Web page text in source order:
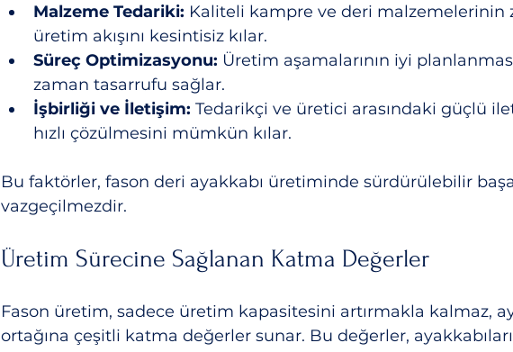
Malzeme Tedariki: Kaliteli kampre ve deri malzemelerinin
üretim akışını kesintisiz kılar.
Süreç Optimizasyonu: Üretim aşamalarının iyi
zaman tasarrufu sağlar.
İşbirliği ve İletişim: Tedarikçi ve üretici arasındaki güçlü
hızlı çözülmesini mümkün kılar.
Bu faktörler, fason deri ayakkabı üretiminde sürdürülebilir
vazgeçilmezdir.
Üretim Sürecine Sağlanan Katma Değerler
Fason üretim, sadece üretim kapasitesini artırmakla kalmaz,
ortağına çeşitli katma değerler sunar. Bu değerler,